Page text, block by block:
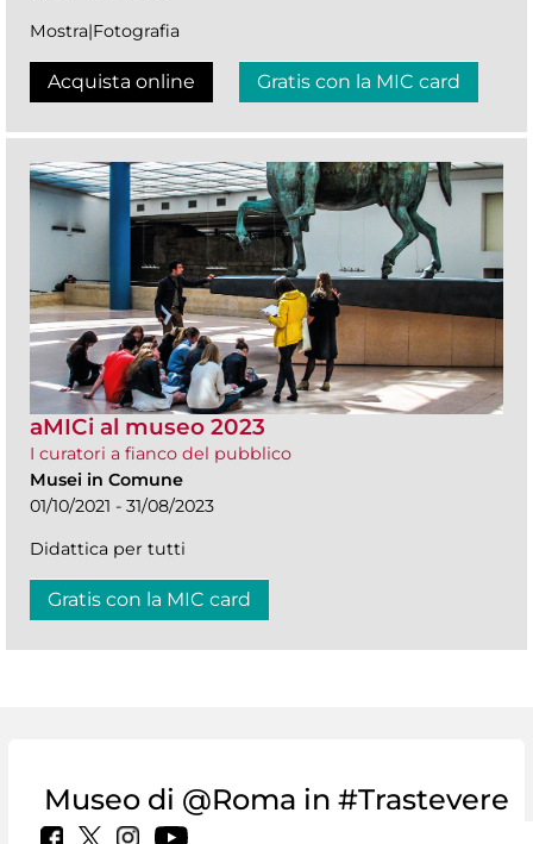
Mostra|Fotografia
Acquista online Gratis con la MIC card
aMICi al museo 2023
I curatori a fianco del pubblico
Musei in Comune
01/10/2021 - 31/08/2023
Didattica per tutti
Gratis con la MIC card
Museo di @Roma in #Trastevere